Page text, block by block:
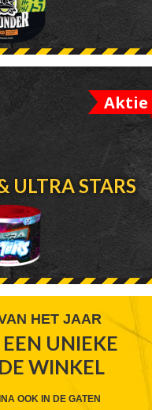
Aktie
ULTRA STARS
HET JAAR
UNIEKE
WINKEL
OOK IN DE GATEN